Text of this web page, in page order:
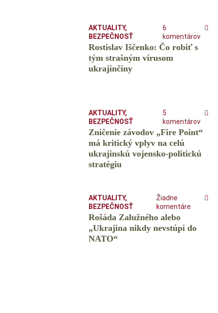
AKTUALITY,
BEZPEČNOSŤ
6
komentárov
Rostislav Iščenko: Čo robiť s
tým strašným vírusom
ukrajinčiny
AKTUALITY,
BEZPEČNOSŤ
5
komentárov
Zničenie závodov „Fire Point“
má kritický vplyv na celú
ukrajinskú vojensko-politickú
stratégiu
AKTUALITY,
BEZPEČNOSŤ
Žiadne
komentáre
Rošáda Zalužného alebo
„Ukrajina nikdy nevstúpi do
NATO“